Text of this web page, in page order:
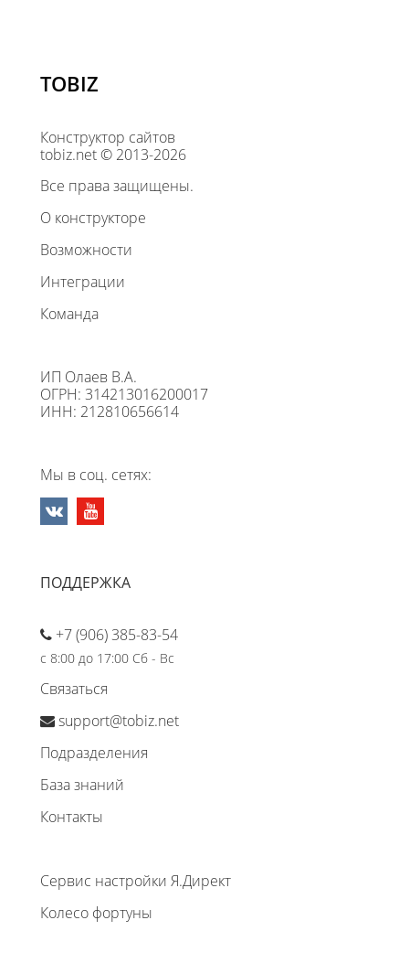
TOBIZ
Конструктор сайтов
tobiz.net © 2013-2026
Все права защищены.
О конструкторе
Возможности
Интеграции
Команда
ИП Олаев В.А.
ОГРН: 314213016200017
ИНН: 212810656614
Мы в соц. сетях:
ПОДДЕРЖКА
+7 (906) 385-83-54
с 8:00 до 17:00 Сб - Вс
Связаться
support@tobiz.net
Подразделения
База знаний
Контакты
Сервис настройки Я.Директ
Колесо фортуны